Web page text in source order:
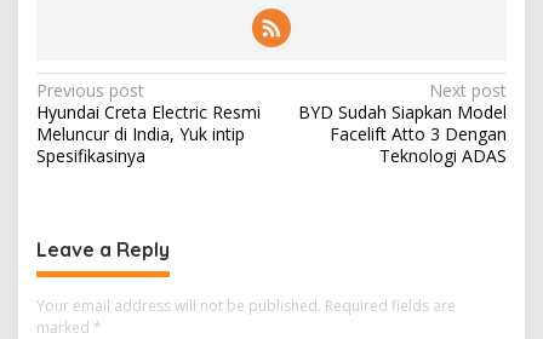
Post
navigation
Previous post
Hyundai Creta Electric Resmi
Meluncur di India, Yuk intip
Spesifikasinya
Next post
BYD Sudah Siapkan Model
Facelift Atto 3 Dengan
Teknologi ADAS
Leave a Reply
Your email address will not be published. Required fields are
marked *